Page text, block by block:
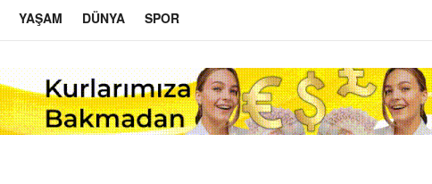
YAŞAM DÜNYA SPOR